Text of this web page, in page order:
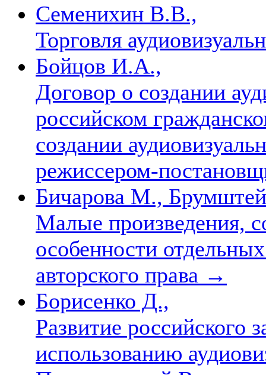
Семенихин В.В.,
Торговля
Бойцов И.А.,
Договор о создании
российском
создании
режиссером-
Бичарова М.,
Малые произведения,
особенности
авторского права →
Борисенко Д.,
Развитие российского
использованию